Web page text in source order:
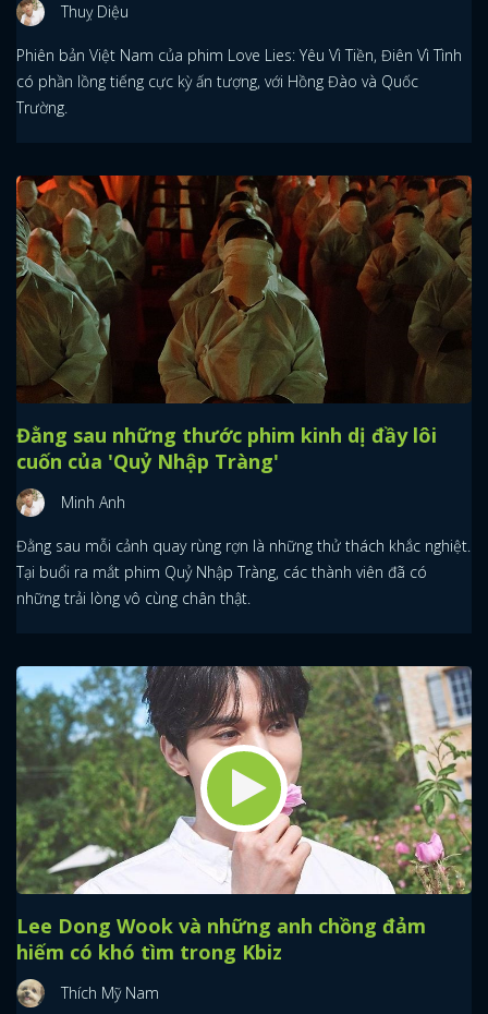
Thuỵ Diệu
Phiên bản Việt Nam của phim Love Lies: Yêu Vì Tiền, Điên Vì Tình
có phần lồng tiếng cực kỳ ấn tượng, với Hồng Đào và Quốc
Trường.
Đằng sau những thước phim kinh dị đầy lôi
cuốn của 'Quỷ Nhập Tràng'
Minh Anh
Đằng sau mỗi cảnh quay rùng rợn là những thử thách khắc nghiệt.
Tại buổi ra mắt phim Quỷ Nhập Tràng, các thành viên đã có
những trải lòng vô cùng chân thật.
Lee Dong Wook và những anh chồng đảm
hiếm có khó tìm trong Kbiz
Thích Mỹ Nam